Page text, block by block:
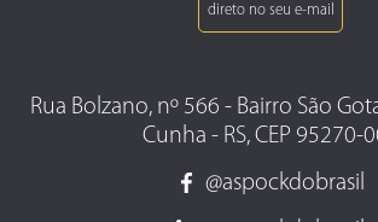
Rua Bolzano, nº 566 - Bairro São
Cunha - RS, CEP 95270-
@aspockdobrasil